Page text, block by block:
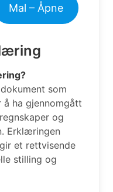
Mal – Åpne
som
ha gjennomgått
og
Erklæringen
et rettvisende
stilling og